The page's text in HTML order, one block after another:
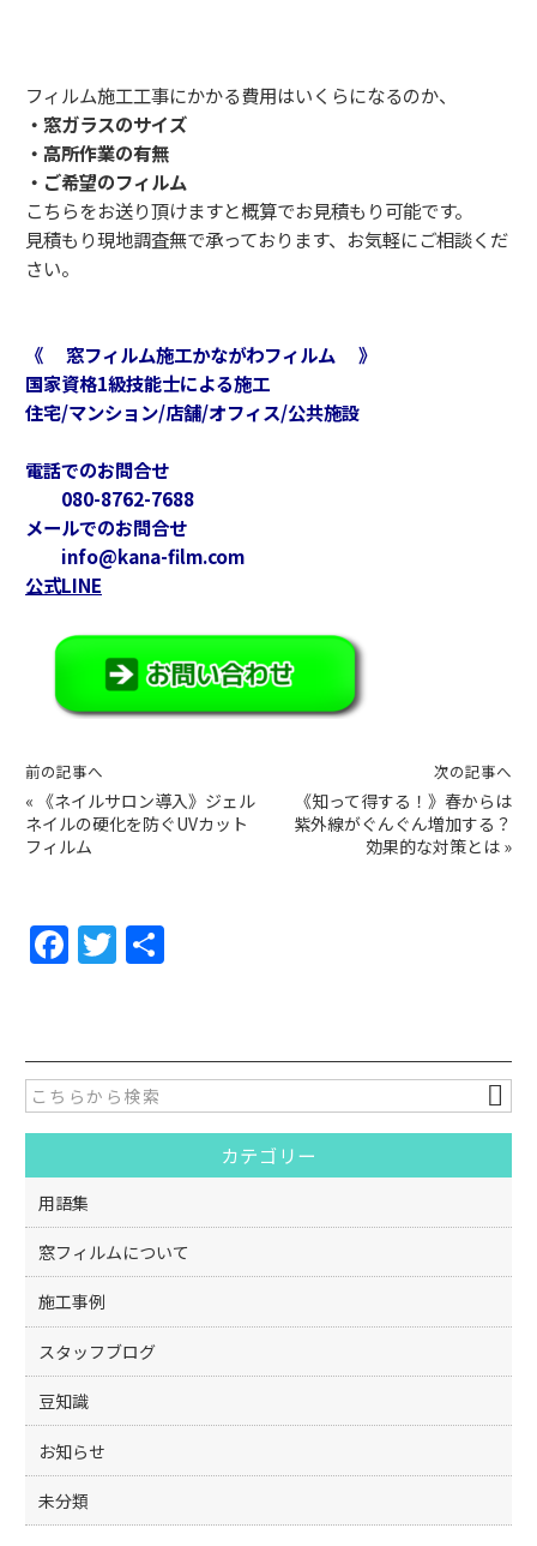
フィルム施工工事にかかる費用はいくらになるのか、
・窓ガラスのサイズ
・高所作業の有無
・ご希望のフィルム
こちらをお送り頂けますと概算でお見積もり可能です。
見積もり現地調査無で承っております、お気軽にご相談くだ
さい。
《 窓フィルム施工かながわフィルム 》
国家資格1級技能士による施工
住宅/マンション/店舗/オフィス/公共施設
電話でのお問合せ
080-8762-7688
メールでのお問合せ
info@kana-film.com
公式LINE
前の記事へ
« 《ネイルサロン導入》ジェル
ネイルの硬化を防ぐUVカット
フィルム
次の記事へ
《知って得する！》春からは
紫外線がぐんぐん増加する？
効果的な対策とは »
F
e
b
o
o
k
T
er
カテゴリー
用語集
窓フィルムについて
施工事例
スタッフブログ
豆知識
お知らせ
未分類